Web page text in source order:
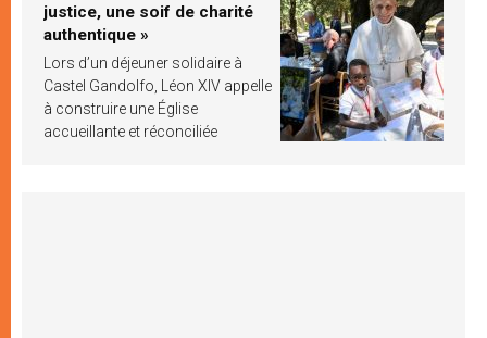
justice, une soif de charité
authentique »
Lors d’un déjeuner solidaire à
Castel Gandolfo, Léon XIV appelle
à construire une Église
accueillante et réconciliée